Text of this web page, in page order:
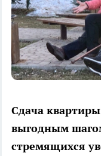
Сдача
выгодным
стремящихся